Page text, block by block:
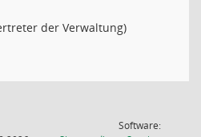
der Verwaltung)
Software: